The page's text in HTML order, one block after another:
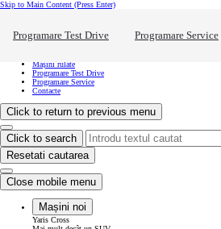
Skip to Main Content (Press Enter)
Programare Test Drive Programare Service
Vreau să văd... Click to close the reach out overlay
Mașini rulate
Programare Test Drive
Programare Service
Contacte
Click to return to previous menu
Click to search
Resetati cautarea
Close mobile menu
Mașini noi
Yaris Cross